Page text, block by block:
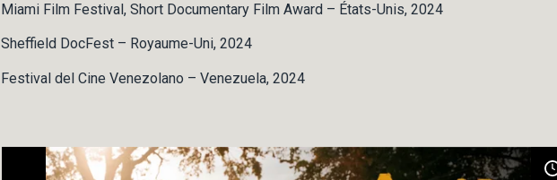
Miami Film Festival, Short Documentary Film Award – États-Unis, 2024
Sheffield DocFest – Royaume-Uni, 2024
Festival del Cine Venezolano – Venezuela, 2024